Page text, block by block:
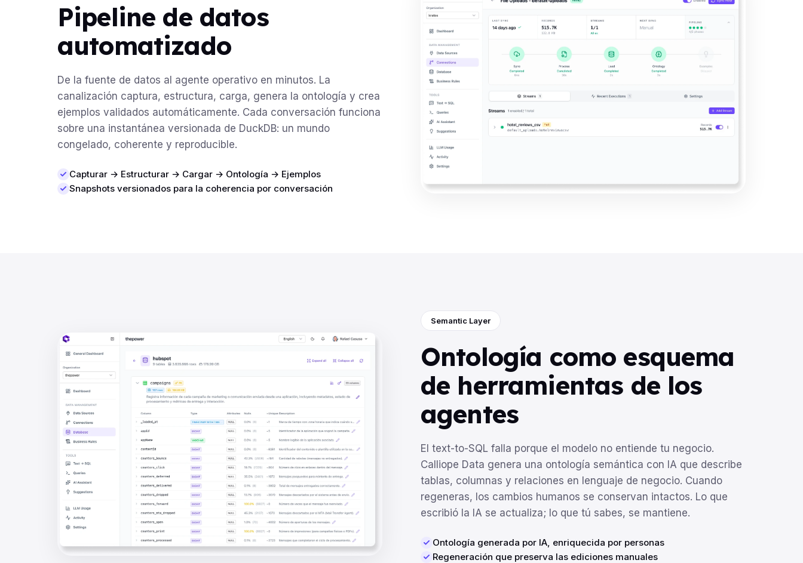
Pipeline de datos
automatizado
De la fuente de datos al agente operativo en minutos. La
canalización captura, estructura, carga, genera la ontología y crea
ejemplos validados automáticamente. Cada conversación funciona
sobre una instantánea versionada de DuckDB: un mundo
congelado, coherente y reproducible.
Capturar → Estructurar → Cargar → Ontología → Ejemplos
Snapshots versionados para la coherencia por conversación
Semantic Layer
Ontología como esquema
de herramientas de los
agentes
El text-to-SQL falla porque el modelo no entiende tu negocio.
Calliope Data genera una ontología semántica con IA que describe
tablas, columnas y relaciones en lenguaje de negocio. Cuando
regeneras, los cambios humanos se conservan intactos. Lo que
escribió la IA se actualiza; lo que tú sabes, se mantiene.
Ontología generada por IA, enriquecida por personas
Regeneración que preserva las ediciones manuales